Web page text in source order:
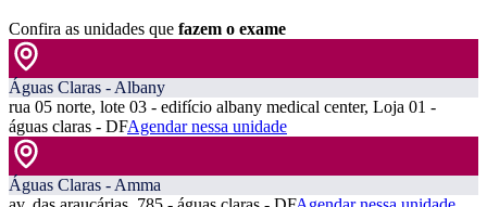
Confira as unidades que fazem o exame
Águas Claras - Albany
rua 05 norte, lote 03 - edifício albany medical center, Loja 01 -
águas claras - DFAgendar nessa unidade
Águas Claras - Amma